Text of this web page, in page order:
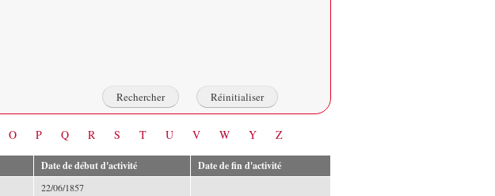
O P Q R S T U V W Y Z
Date de début d'activité Date de fin d'activité
22/06/1857